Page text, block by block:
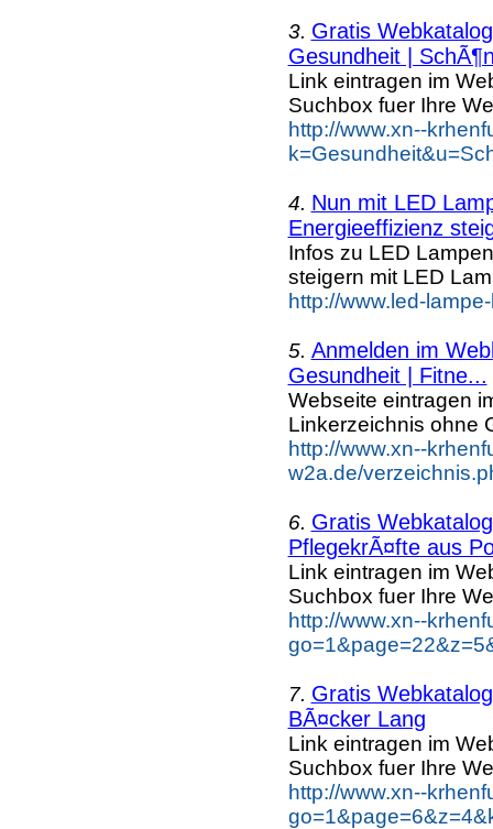
3. Gratis
Gesundheit |
Link eintragen im
Suchbox fuer Ihre
http://www.xn--
4. Nun mit LED
Energieeffizienz
Infos zu LED
steigern mit LED
http://www.led-
5. Anmelden im
Gesundheit | Fitne...
Webseite eintragen
Linkerzeichnis ohne
http://www.xn--
w2a.de/
6. Gratis
PflegekrÃ¤fte aus
Link eintragen im
Suchbox fuer Ihre
http://www.xn--
7. Gratis
BÃ¤cker Lang
Link eintragen im
Suchbox fuer Ihre
http://www.xn--